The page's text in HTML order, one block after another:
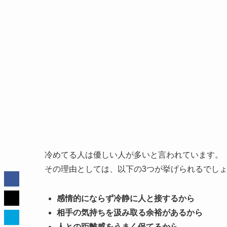
冷めてる人は優しい人が多いと言われています。
その理由としては、以下の3つが挙げられるでし
感情的にならず冷静に人と接するから
相手の気持ちを汲み取る余裕があるから